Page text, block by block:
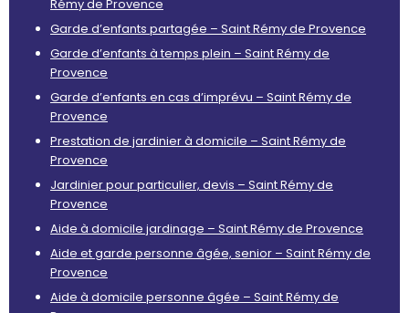
Rémy de Provence
Garde d’enfants partagée – Saint Rémy de Provence
Garde d’enfants à temps plein – Saint Rémy de
Provence
Garde d’enfants en cas d’imprévu – Saint Rémy de
Provence
Prestation de jardinier à domicile – Saint Rémy de
Provence
Jardinier pour particulier, devis – Saint Rémy de
Provence
Aide à domicile jardinage – Saint Rémy de Provence
Aide et garde personne âgée, senior – Saint Rémy de
Provence
Aide à domicile personne âgée – Saint Rémy de